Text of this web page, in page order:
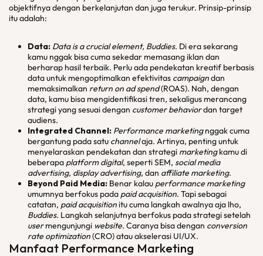
objektifnya dengan berkelanjutan dan juga terukur. Prinsip-prinsip
itu adalah:
Data: Data is a crucial element, Buddies. Di era sekarang
kamu nggak bisa cuma sekedar memasang iklan dan
berharap hasil terbaik. Perlu ada pendekatan kreatif berbasis
data untuk mengoptimalkan efektivitas campaigndan
memaksimalkan return on ad spend(ROAS). Nah, dengan
data, kamu bisa mengidentifikasi tren, sekaligus merancang
strategi yang sesuai dengan customer behaviordan target
audiens.
Integrated Channel: Performance marketingnggak cuma
bergantung pada satu channelaja. Artinya, penting untuk
menyelaraskan pendekatan dan strategi marketingkamu di
beberapa platform digital, seperti SEM, social media
advertising, display advertising, dan affiliate marketing.
Beyond Paid Media: Benar kalau performance marketing
umumnya berfokus pada paid acquisition. Tapi sebagai
catatan, paid acquisitionitu cuma langkah awalnya aja lho,
Buddies. Langkah selanjutnya berfokus pada strategi setelah
usermengunjungi website. Caranya bisa dengan conversion
rate optimization(CRO) atau akselerasi UI/UX.
Manfaat Performance Marketing